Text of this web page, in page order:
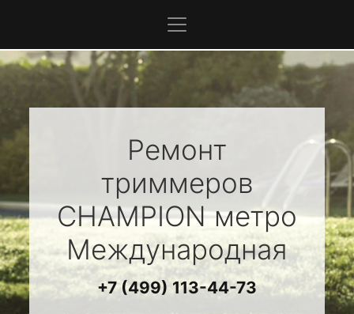
Ремонт
триммеров
CHAMPIONметро
Международная
+7 (499) 113-44-73